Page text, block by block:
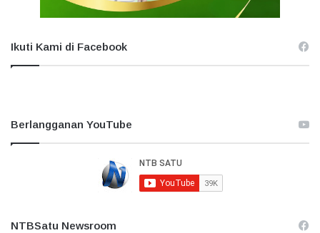
Ikuti Kami di Facebook
Berlangganan YouTube
NTBSatu Newsroom